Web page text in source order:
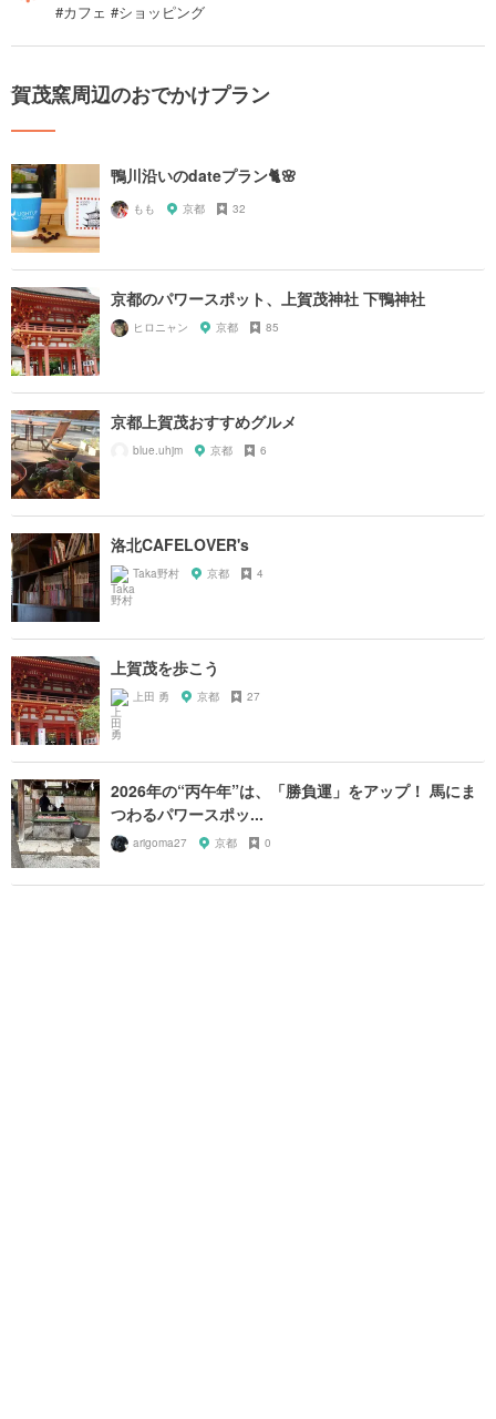
#カフェ #ショッピング
賀茂窯周辺のおでかけプラン
鴨川沿いのdateプラン🐈🌸
もも 京都 32
京都のパワースポット、上賀茂神社 下鴨神社
ヒロニャン 京都 85
京都上賀茂おすすめグルメ
blue.uhjm 京都 6
洛北CAFELOVER's
Taka野村 京都 4
上賀茂を歩こう
上田 勇 京都 27
2026年の“丙午年”は、「勝負運」をアップ！ 馬にま
つわるパワースポッ...
arigoma27 京都 0